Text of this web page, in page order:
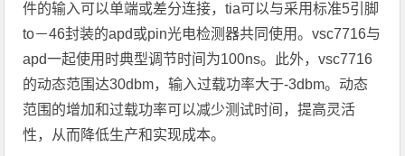
件的输入可以单端或差分连接，tia可以与采用标准5引脚
to－46封装的apd或pin光电检测器共同使用。vsc7716与
apd一起使用时典型调节时间为100ns。此外，vsc7716
的动态范围达30dbm，输入过载功率大于-3dbm。动态
范围的增加和过载功率可以减少测试时间，提高灵活
性，从而降低生产和实现成本。